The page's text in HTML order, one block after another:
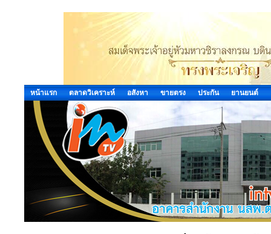
หน้าแรก ตลาดวิเคราะห์ อสังหา ขายตรง ประกัน ยานยนต์